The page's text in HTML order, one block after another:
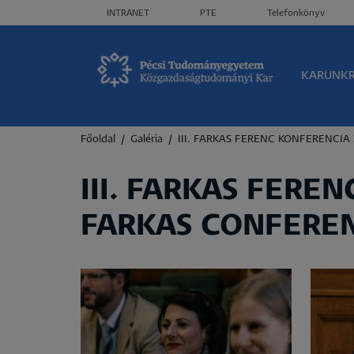
Header menü
INTRANET PTE Telefonkönyv
Morzsa
Főoldal Galéria III. FARKAS FERENC
III. FARKAS
FARKAS